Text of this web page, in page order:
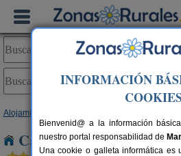
Alojamientos
Casas Rurales cerca de
INFORMACIÓN
Bienvenid@ a la información
nuestro portal responsabilidad de
Una cookie o galleta informática es